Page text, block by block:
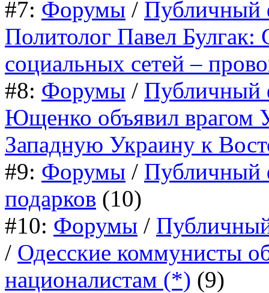
#7: Форумы / Публичный
Политолог Павел
социальных сетей –
#8: Форумы / Публичный
Ющенко объявил врагом
Западную Украину к
#9: Форумы / Публичный
подарков (10)
#10: Форумы /
/ Одесские коммунисты
националистам (*) (9)